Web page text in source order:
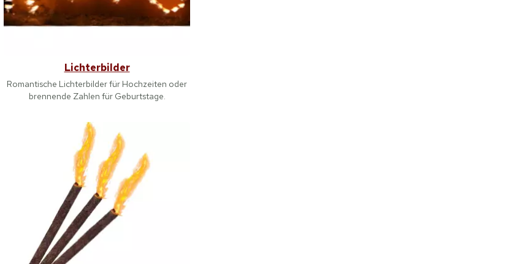
Lichterbilder
Romantische Lichterbilder für Hochzeiten oder
brennende Zahlen für Geburtstage.